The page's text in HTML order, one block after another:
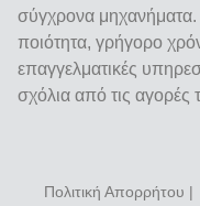
σύγχρονα
ποιότητα, γρήγορο
επαγγελματικές
σχόλια από τις
Πολιτική Απορρήτου |